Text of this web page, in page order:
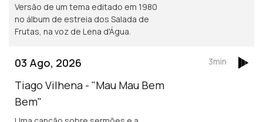
Versão de um tema editado em 1980
no álbum de estreia dos Salada de
Frutas, na voz de Lena d'Água.
03 Ago, 2026
Tiago Vilhena - "Mau Mau Bem
Bem"
3min